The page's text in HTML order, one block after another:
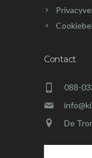
Contact
088-
De